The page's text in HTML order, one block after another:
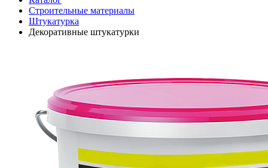
Строительные материалы
Штукатурка
Декоративные штукатурки